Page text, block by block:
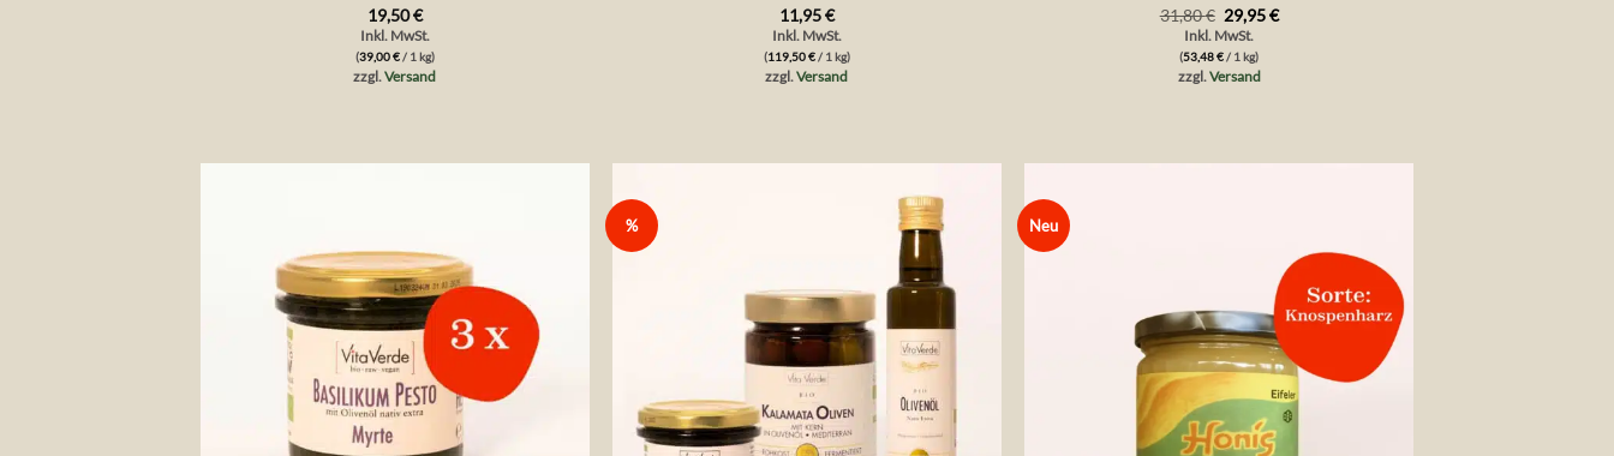
Bewertet
mit
von
19,50€
Inkl. MwSt.
(39,00€/ 1 kg)
zzgl.Versand
Bewertet
mit
0
von
11,95€
Inkl. MwSt.
(119,50€/ 1 kg)
zzgl.Versand
Bewertet
mit
von
31,80€ Ursprünglicher
Preis
war:
31,80 €
29,95€Aktueller
Inkl. MwSt.
(53,48€/ 1 kg)
zzgl. Versand
%
Auf die
Wunschliste
Neu